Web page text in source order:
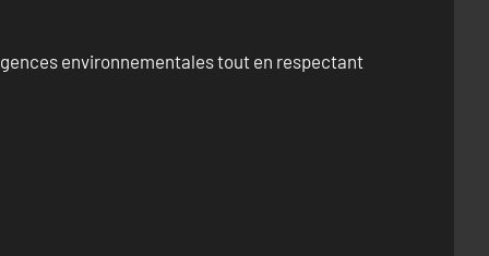
environnementales tout en respectant